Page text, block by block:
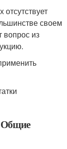
своем
вопрос из
Общие